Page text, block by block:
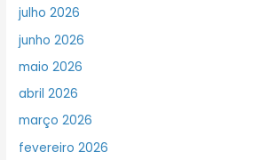
julho 2026
junho 2026
maio 2026
abril 2026
março 2026
fevereiro 2026